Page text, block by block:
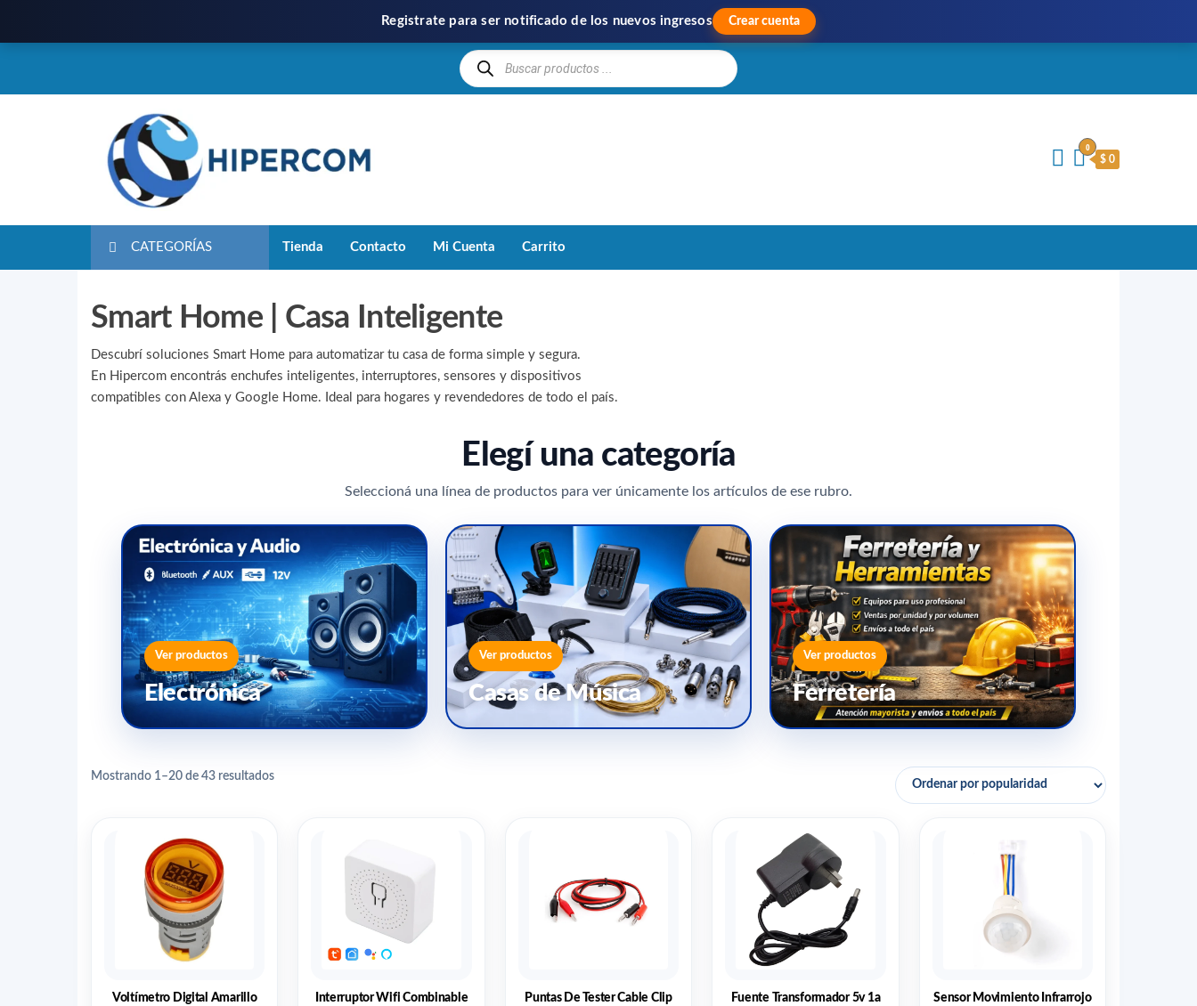
Registrate para ser notificado de los nuevos ingresos Crear cuenta
0
$ 0
CATEGORÍAS Tienda Contacto Mi Cuenta Carrito
Smart Home | Casa Inteligente
Descubrí soluciones Smart Home para automatizar tu casa de forma simple y segura.
En Hipercom encontrás enchufes inteligentes, interruptores, sensores y dispositivos
compatibles con Alexa y Google Home. Ideal para hogares y revendedores de todo el país.
Elegí una categoría
Seleccioná una línea de productos para ver únicamente los artículos de ese rubro.
Ver productos
Electrónica
Ver productos
Casas de Música
Ver productos
Ferretería
Mostrando 1–20 de 43 resultados
Voltímetro Digital Amarillo
Interruptor Wifi Combinable
Puntas De Tester Cable Clip
Fuente Transformador 5v 1a
Sensor Movimiento Infrarrojo